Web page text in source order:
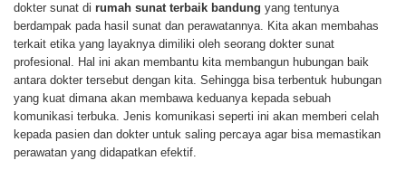
dokter sunat di rumah sunat terbaik bandung yang tentunya
berdampak pada hasil sunat dan perawatannya. Kita akan membahas
terkait etika yang layaknya dimiliki oleh seorang dokter sunat
profesional. Hal ini akan membantu kita membangun hubungan baik
antara dokter tersebut dengan kita. Sehingga bisa terbentuk hubungan
yang kuat dimana akan membawa keduanya kepada sebuah
komunikasi terbuka. Jenis komunikasi seperti ini akan memberi celah
kepada pasien dan dokter untuk saling percaya agar bisa memastikan
perawatan yang didapatkan efektif.